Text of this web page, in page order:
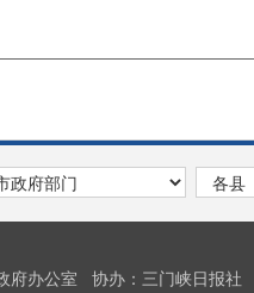
府办公室 协办：三门峡日报社